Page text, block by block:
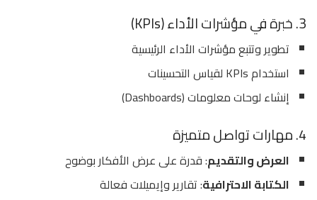
3. خبرة في مؤشرات الأداء (KPIs)
تطوير وتتبع مؤشرات الأداء الرئيسية
استخدام KPIs لقياس التحسينات
إنشاء لوحات معلومات (Dashboards)
4. مهارات تواصل متميزة
العرض والتقديم: قدرة على عرض الأفكار بوضوح
الكتابة الاحترافية: تقارير وإيميلات فعالة